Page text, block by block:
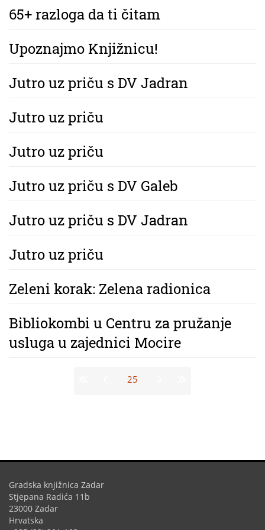
65+ razloga da ti čitam
Upoznajmo Knjižnicu!
Jutro uz priču s DV Jadran
Jutro uz priču
Jutro uz priču
Jutro uz priču s DV Galeb
Jutro uz priču s DV Jadran
Jutro uz priču
Zeleni korak: Zelena radionica
Bibliokombi u Centru za pružanje
usluga u zajednici Mocire
25
Gradska knjižnica Zadar
Stjepana Radića 11b
23000 Zadar
Hrvatska